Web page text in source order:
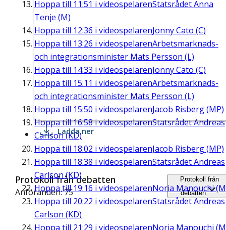
Hoppa till 11:51 i videospelarenStatsrådet Anna
Tenje (M)
Hoppa till 12:36 i videospelarenJonny Cato (C)
Hoppa till 13:26 i videospelarenArbetsmarknads-
och integrationsminister Mats Persson (L)
Hoppa till 14:33 i videospelarenJonny Cato (C)
Hoppa till 15:11 i videospelarenArbetsmarknads-
och integrationsminister Mats Persson (L)
Hoppa till 15:50 i videospelarenJacob Risberg (MP)
Hoppa till16:58i videospelarenStatsrådet Andreas
Carlson (KD)
Hoppa till 18:02 i videospelarenJacob Risberg (MP)
Hoppa till 18:38 i videospelarenStatsrådet Andreas
Carlson (KD)
Hoppa till19:16 i videospelarenNoria Manouchi
Hoppa till 20:22 i videospelarenStatsrådet Andreas
Carlson (KD)
Hoppa till 21:29 i videospelarenNoria Manouchi
Ladda ner
Protokoll från debatten
Anföranden: 75
Protokoll från
debatten